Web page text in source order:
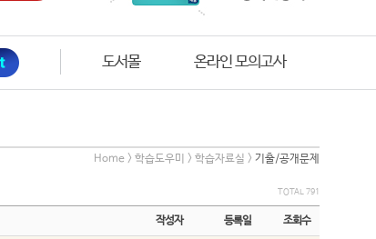
도서몰 온라인 모의고사
Home > 학습도우미 > 학습자료실 > 기출/공개문제
TOTAL 791
작성자 등록일 조회수